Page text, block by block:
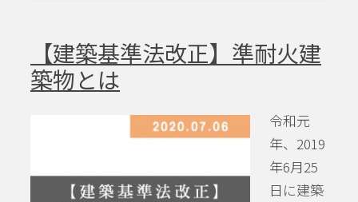
【建築基準法改正】準耐火建
築物とは
令和元
年、2019
年6月25
日に建築